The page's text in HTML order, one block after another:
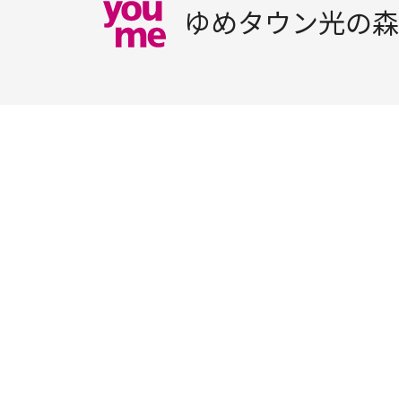
ゆめタウン光の森